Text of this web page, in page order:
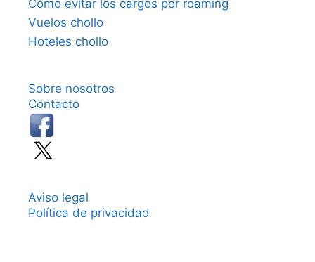
Cómo evitar los cargos por roaming
Vuelos chollo
Hoteles chollo
Sobre nosotros
Contacto
Aviso legal
Política de privacidad